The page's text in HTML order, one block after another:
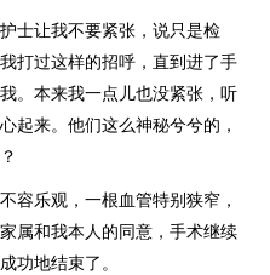
士让我不要紧张，说只是检
打过这样的招呼，直到进了手
。本来我一点儿也没紧张，听
起来。他们这么神秘兮兮的，
容乐观，一根血管特别狭窄，
属和我本人的同意，手术继续
功地结束了。